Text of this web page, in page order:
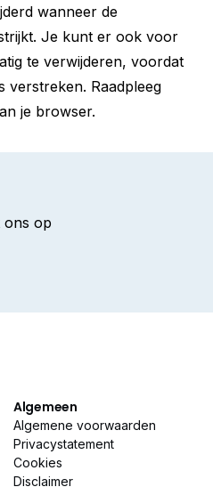
wanneer de
Je kunt er ook voor
te verwijderen, voordat
verstreken. Raadpleeg
je browser.
ons op
Algemeen
Algemene voorwaarden
Privacystatement
Cookies
Disclaimer